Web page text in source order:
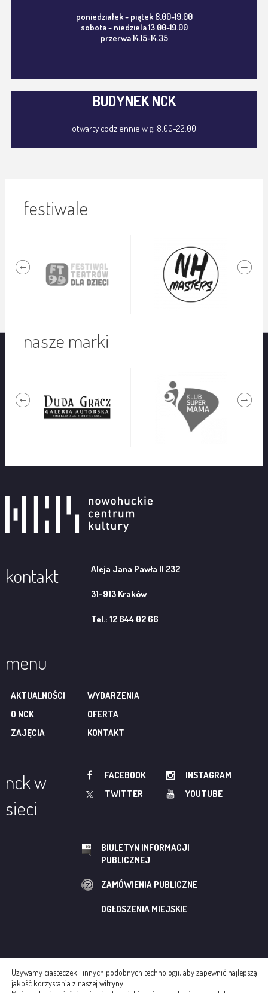
poniedziałek - piątek 8.00-19.00
sobota - niedziela 13.00-19.00
przerwa 14.15-14.35
BUDYNEK NCK
otwarty codziennie w g. 8.00-22.00
festiwale
nasze marki
kontakt Aleja Jana Pawła II 232
31-913 Kraków
Tel.: 12 644 02 66
menu
AKTUALNOŚCI
WYDARZENIA
O NCK
OFERTA
ZAJĘCIA
KONTAKT
nck w
sieci
FACEBOOK
INSTAGRAM
TWITTER
YOUTUBE
BIULETYN INFORMACJI
PUBLICZNEJ
ZAMÓWIENIA PUBLICZNE
OGŁOSZENIA MIEJSKIE
© NOWOHUCKIE CENTRUM KULTURY
Używamy ciasteczek i innych podobnych technologii, aby zapewnić najlepszą
jakość korzystania z naszej witryny.